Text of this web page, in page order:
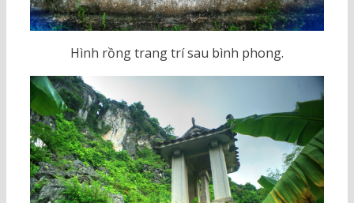
Hình rồng trang trí sau bình phong.